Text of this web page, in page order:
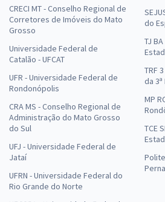
CRECI MT - Conselho Regional de
Corretores de Imóveis do Mato
Grosso
Universidade Federal de
Catalão - UFCAT
UFR - Universidade Federal de
Rondonópolis
CRA MS - Conselho Regional de
Administração do Mato Grosso
do Sul
UFJ - Universidade Federal de
Jataí
UFRN - Universidade Federal do
Rio Grande do Norte
do
TJ
TRF
da
MP
TCE